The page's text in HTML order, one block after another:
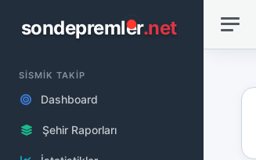
sondepremler.net
SİSMİK TAKİP
Dashboard
Şehir Raporları